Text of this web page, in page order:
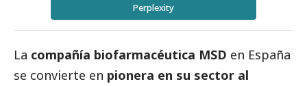
Perplexity
La compañía biofarmacéutica MSD en España
se convierte en pionera en su sector al